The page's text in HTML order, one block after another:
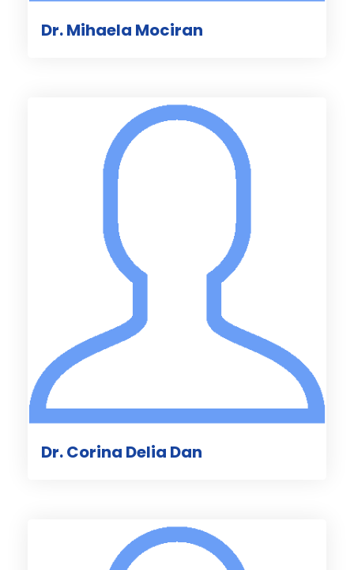
Dr. Mihaela Mociran
Dr. Corina Delia Dan